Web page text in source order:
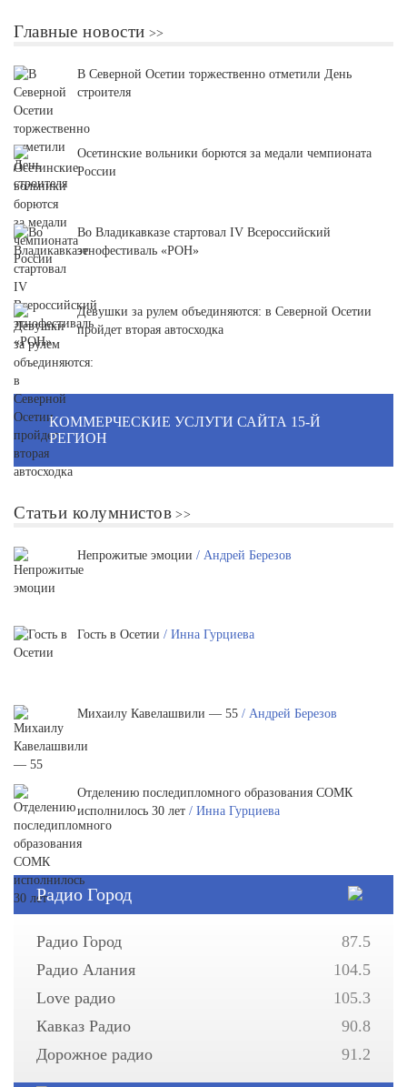
Главные новости
В Северной Осетии торжественно отметили День
строителя
Осетинские вольники борются за медали чемпионата
России
Во Владикавказе стартовал IV Всероссийский
этнофестиваль «РОН»
Девушки за рулем объединяются: в Северной Осетии
пройдет вторая автосходка
КОММЕРЧЕСКИЕ УСЛУГИ САЙТА 15-Й
РЕГИОН
Статьи колумнистов
Непрожитые эмоции / Андрей Березов
Гость в Осетии / Инна Гурциева
Михаилу Кавелашвили — 55 / Андрей Березов
Отделению последипломного образования СОМК
исполнилось 30 лет / Инна Гурциева
Радио Город
Радио Город
87.5
Радио Алания
104.5
Love радио
105.3
Кавказ Радио
90.8
Дорожное радио
91.2